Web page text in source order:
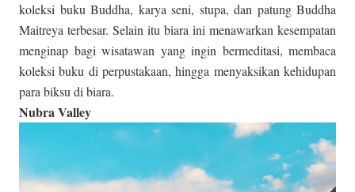
koleksi buku Buddha, karya seni, stupa, dan patung Buddha
Maitreya terbesar. Selain itu biara ini menawarkan kesempatan
menginap bagi wisatawan yang ingin bermeditasi, membaca
koleksi buku di perpustakaan, hingga menyaksikan kehidupan
para biksu di biara.
Nubra Valley